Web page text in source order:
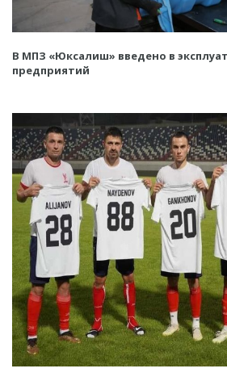
В МПЗ «Юксалиш» введено в
предприятий